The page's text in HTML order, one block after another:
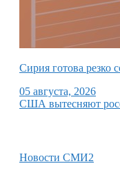
Сирия готова резко
05 августа, 2026
США вытесняют
Новости СМИ2